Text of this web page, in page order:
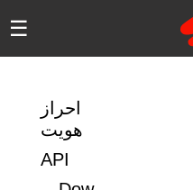
احراز
هویت
API
☰